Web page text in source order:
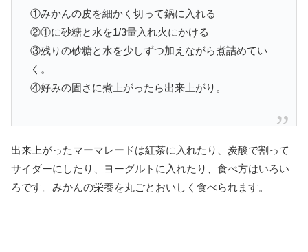
①みかんの皮を細かく切って鍋に入れる
②①に砂糖と水を1/3量入れ火にかける
③残りの砂糖と水を少しずつ加えながら煮詰めてい
く。
④好みの固さに煮上がったら出来上がり。
出来上がったマーマレードは紅茶に入れたり、炭酸で割って
サイダーにしたり、ヨーグルトに入れたり、食べ方はいろい
ろです。みかんの栄養を丸ごとおいしく食べられます。